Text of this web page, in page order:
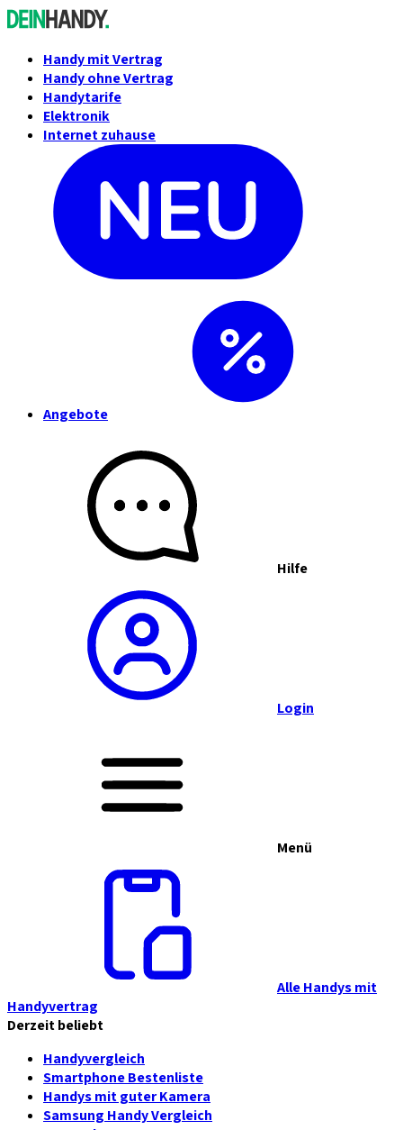
Handy mit Vertrag
Handy ohne Vertrag
Handytarife
Elektronik
Internet zuhause
Angebote
Hilfe
Login
Menü
Alle Handys mit
Handyvertrag
Derzeit beliebt
Handyvergleich
Smartphone Bestenliste
Handys mit guter Kamera
Samsung Handy Vergleich